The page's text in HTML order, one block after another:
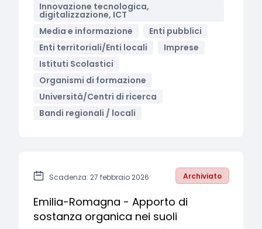
Innovazione tecnologica,
digitalizzazione, ICT
Media e informazione
Enti pubblici
Enti territoriali/Enti locali
Imprese
Istituti Scolastici
Organismi di formazione
Università/Centri di ricerca
Bandi regionali / locali
Scadenza: 27 febbraio 2026 Archiviato
Emilia-Romagna - Apporto di
sostanza organica nei suoli